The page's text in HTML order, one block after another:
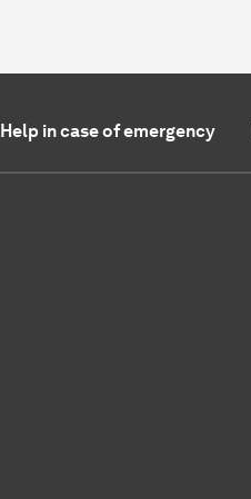
Help in case of emergency